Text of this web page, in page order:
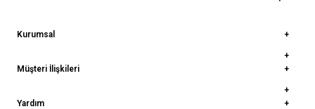
Kurumsal
Müşteri İlişkileri
Yardım